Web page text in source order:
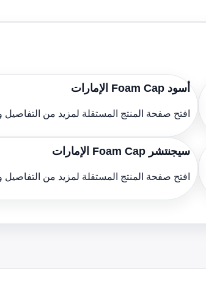
أسود Foam Cap الإمارات
افتح صفحة المنتج المستقلة لمزيد من
سيجنتشر Foam Cap الإمارات
افتح صفحة المنتج المستقلة لمزيد من